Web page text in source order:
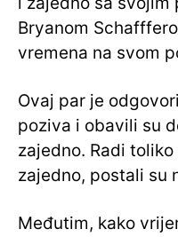
Bryanom
vremena na svom
Ovaj par je
poziva i obavili su
zajedno. Radi
zajedno, postali su
Međutim, kako